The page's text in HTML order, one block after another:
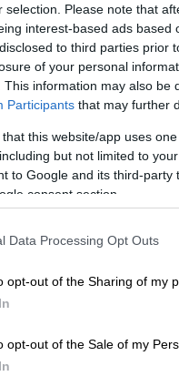
selection. Please note that
interest-based ads
to third parties prior
of your personal
This information may also be
Participants that may further
that this website/app uses
but not limited to
to Google and its third-
consent section.
Data Processing Opt Outs
opt-out of the Sharing of my
opt-out of the Sale of my
ότιπάσχει
ο Τζόνσον
εαυτό του, παρά
#1: Έχω μια
τον εαυτό. Κακά
Πιθανότατα
Καλά νέα: Θα
stomach is eating
more, because it